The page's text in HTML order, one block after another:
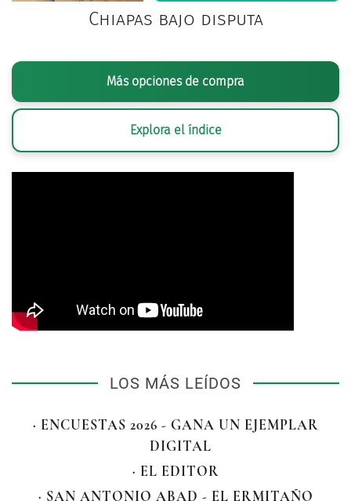
Chiapas bajo disputa
Más opciones de compra
Explora el índice
LOS MÁS LEÍDOS
· ENCUESTAS 2026 - GANA UN EJEMPLAR
DIGITAL
· EL EDITOR
· SAN ANTONIO ABAD - EL ERMITAÑO